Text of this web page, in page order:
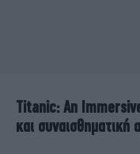
Titanic: An
και συναισθηματική